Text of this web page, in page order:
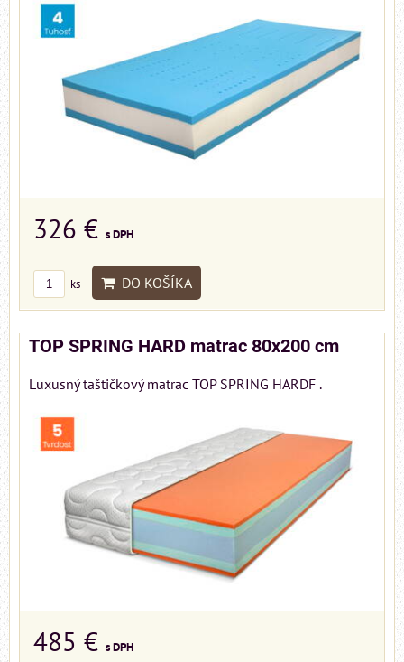
326 € s DPH
ks DO KOŠÍKA
TOP SPRING HARD matrac 80x200 cm
Luxusný taštičkový matrac TOP SPRING HARDF .
485 € s DPH